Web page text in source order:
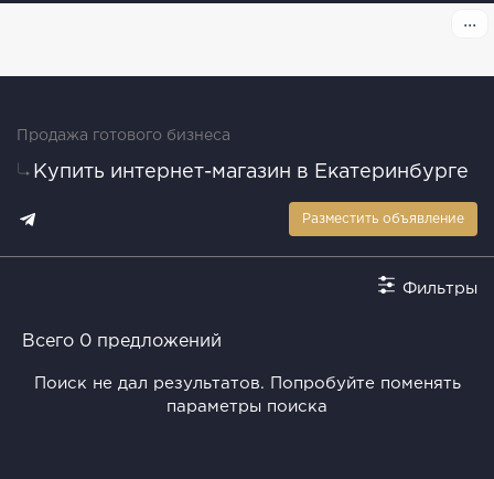
Продажа готового бизнеса
Купить интернет-магазин в Екатеринбурге
Разместить объявление
Фильтры
Всего 0 предложений
Поиск не дал результатов. Попробуйте поменять
параметры поиска